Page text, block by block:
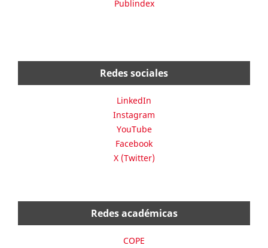
Publindex
Redes sociales
LinkedIn
Instagram
YouTube
Facebook
X (Twitter)
Redes académicas
COPE